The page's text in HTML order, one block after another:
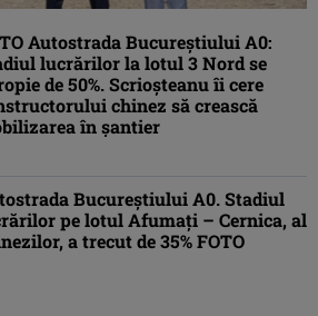
Autostrada Bucureștiului A0:
lucrărilor la lotul 3 Nord se
de 50%. Scrioșteanu îi cere
chinez să crească
în șantier
Bucureștiului A0. Stadiul
pe lotul Afumați – Cernica, al
a trecut de 35% FOTO